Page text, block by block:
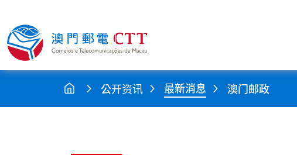
公开资讯 最新消息 澳门邮政